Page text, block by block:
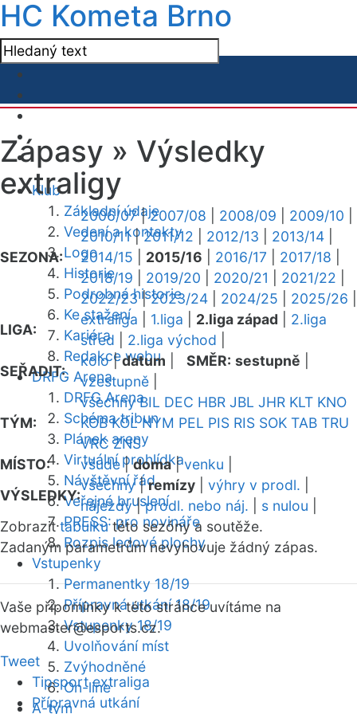
HC Kometa Brno
Klub
Základní údaje
Vedení a kontakty
Logo
Historie
Podrobná historie
Ke stažení
Kariéra
Redakce webu
DRFG Arena
DRFG Arena
Schéma tribun
Plánek areny
Virtuální prohlídka
Návštěvní řád
Veřejné bruslení
PRESS: pro novináře
Rozpis ledové plochy
Vstupenky
Permanentky 18/19
Přípravná utkání 18/19
Vstupenky 18/19
Uvolňování míst
Zvýhodněné
On-line
A-tým
Zápasy » Výsledky
extraligy
SEZONA:
2006/07|2007/08 2008/09 2009/10
2010/11|2011/12 2012/13 2013/14
2014/15
2015/16 2016/17 2017/18
2018/19
2019/20 2020/21 2021/22
2022/23|2023/24 2024/25 2025/26
LIGA:
extraliga 1.liga 2.liga západ
2.liga
střed
2.liga východ
SEŘADIT:
kolo|datum SMĚR: sestupně
vzestupně
TÝM:
všechny BIL DEC HBR JBL JHR KLT KNO
KOB KOL NYM PEL PIS RIS SOK TAB TRU
VRC ZNS
MÍSTO:
všude|doma|venku
VÝSLEDKY:
všechny|remízy výhry v prodl.
nájezdy|prodl. nebo náj. s nulou
Zobrazittabulkutéto sezóny a soutěže.
Zadaným parametrům nevyhovuje žádný zápas.
Vaše připomínky k této stránce uvítáme na
webmaster@esports.cz.
Tweet
Tipsport extraliga
Přípravná utkání